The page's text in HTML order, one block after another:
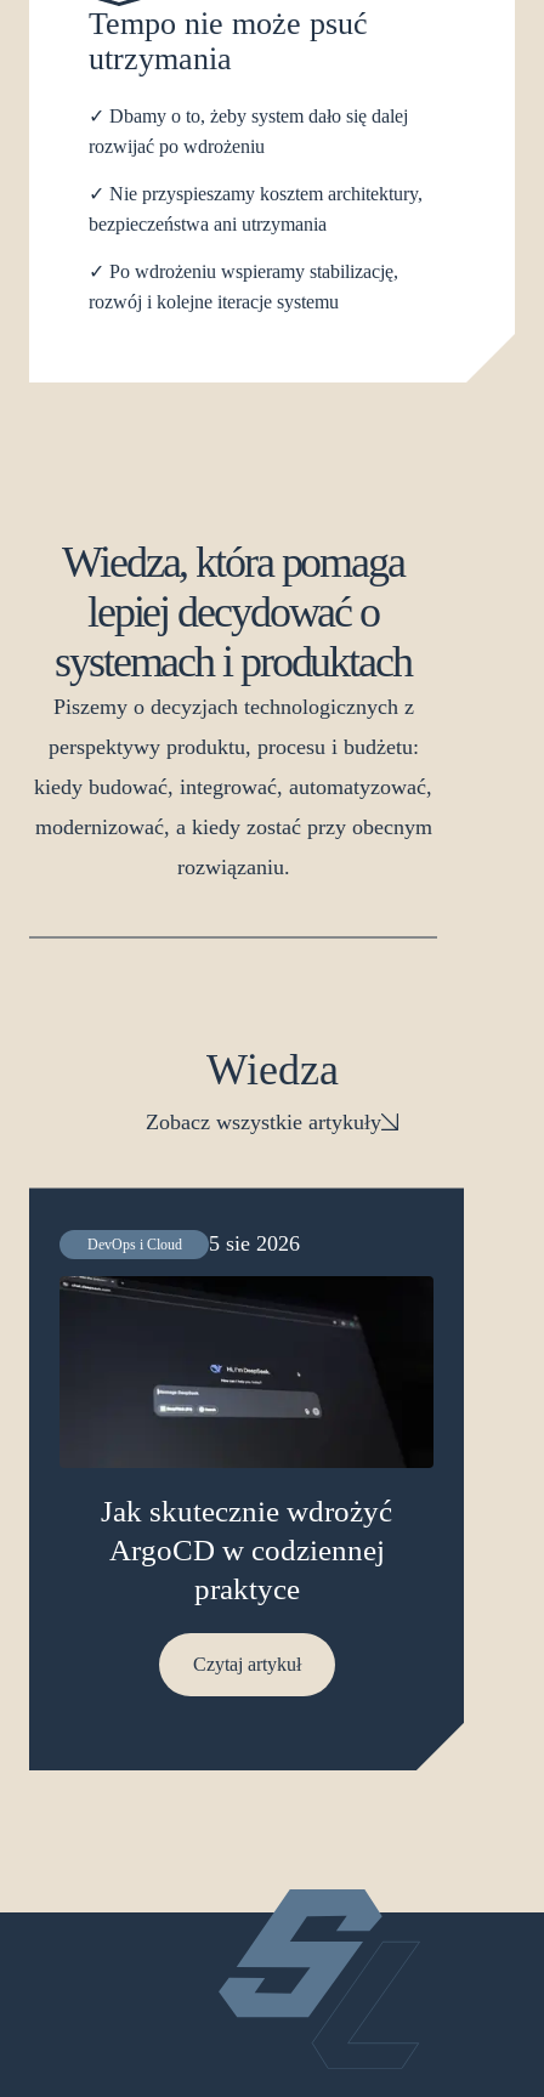
Tempo nie może psuć
utrzymania
✓ Dbamy o to, żeby system dało się dalej
rozwijać po wdrożeniu
✓ Nie przyspieszamy kosztem architektury,
bezpieczeństwa ani utrzymania
✓ Po wdrożeniu wspieramy stabilizację,
rozwój i kolejne iteracje systemu
Wiedza, która pomaga
lepiej decydować o
systemach i produktach
Piszemy o decyzjach technologicznych z
perspektywy produktu, procesu i budżetu:
kiedy budować, integrować, automatyzować,
modernizować, a kiedy zostać przy obecnym
rozwiązaniu.
Wiedza
Zobacz wszystkie artykuły
DevOps i Cloud 5 sie 2026
Jak skutecznie wdrożyć
ArgoCD w codziennej
praktyce
Czytaj artykuł